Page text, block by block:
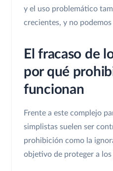
y el uso problemático
crecientes, y no
El fracaso de
por qué
funcionan
Frente a este complejo
simplistas suelen ser
prohibición como la
objetivo de proteger a los